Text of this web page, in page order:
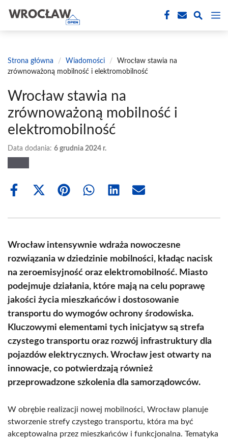
treści
Strona główna / Wiadomości /
Wrocław stawia na
zrównoważoną mobilność i elektromobilność
Wrocław stawia na
zrównoważoną mobilność i
elektromobilność
Data dodania: 6 grudnia 2024 r.
Share
Share
(Twitter)
Share Share Share Share
Wrocław intensywnie wdraża nowoczesne
rozwiązania w dziedzinie mobilności, kładąc nacisk
na zeroemisyjność oraz elektromobilność. Miasto
podejmuje działania, które mają na celu poprawę
jakości życia mieszkańców i dostosowanie
transportu do wymogów ochrony środowiska.
Kluczowymi elementami tych inicjatyw są strefa
czystego transportu oraz rozwój infrastruktury dla
pojazdów elektrycznych. Wrocław jest otwarty na
innowacje, co potwierdzają również
przeprowadzone szkolenia dla samorządowców.
W obrębie realizacji nowej mobilności, Wrocław planuje
stworzenie strefy czystego transportu, która ma być
akceptowalna przez mieszkańców i funkcjonalna. Tematyka